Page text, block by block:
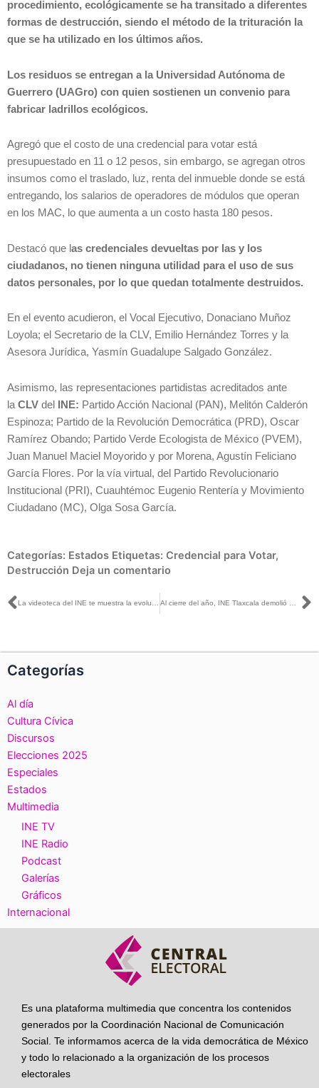
procedimiento, ecológicamente se ha transitado a diferentes
formas de destrucción, siendo el método de la trituración la
que se ha utilizado en los últimos años.
Los residuos se entregan a la Universidad Autónoma de
Guerrero (UAGro) con quien sostienen un convenio para
fabricar ladrillos ecológicos.
Agregó que el costo de una credencial para votar está
presupuestado en 11 o 12 pesos, sin embargo, se agregan otros
insumos como el traslado, luz, renta del inmueble donde se está
entregando, los salarios de operadores de módulos que operan
en los MAC, lo que aumenta a un costo hasta 180 pesos.
Destacó que l as credenciales devueltas por las y los
ciudadanos, no tienen ninguna utilidad para el uso de sus
datos personales, por lo que quedan totalmente destruidos.
En el evento acudieron, el Vocal Ejecutivo, Donaciano Muñoz
Loyola; el Secretario de la CLV, Emilio Hernández Torres y la
Asesora Jurídica, Yasmín Guadalupe Salgado González.
Asimismo, las representaciones partidistas acreditados ante
la CLV del INE: Partido Acción Nacional (PAN), Melitón Calderón
Espinoza; Partido de la Revolución Democrática (PRD), Oscar
Ramírez Obando; Partido Verde Ecologista de México (PVEM),
Juan Manuel Maciel Moyorido y por Morena, Agustín Feliciano
García Flores. Por la vía virtual, del Partido Revolucionario
Institucional (PRI), Cuauhtémoc Eugenio Rentería y Movimiento
Ciudadano (MC), Olga Sosa García.
Categorías: Estados Etiquetas: Credencial para Votar,
Destrucción Deja un comentario
Ant La videoteca del INE te muestra la evolución democrática de México Al cierre del año, INE Tlaxcala demolió más de mil formatos de credencial y CPV
Categorías
Al día
Cultura Cívica
Discursos
Elecciones 2025
Especiales
Estados
Multimedia
INE TV
INE Radio
Podcast
Galerías
Gráficos
Internacional
Es una plataforma multimedia que concentra los contenidos
generados por la Coordinación Nacional de Comunicación
Social. Te informamos acerca de la vida democrática de México
y todo lo relacionado a la organización de los procesos
electorales